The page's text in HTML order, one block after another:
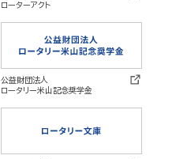
ローターアクト
公益財団法人
ロータリー米山記念奨学金